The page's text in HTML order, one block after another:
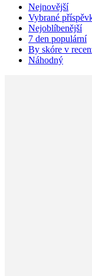
Nejnovější
Vybrané
Nejoblíbenější
7 den populární
By skóre v
Náhodný